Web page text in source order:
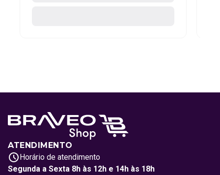
ATENDIMENTO
Horário de atendimento
Segunda a Sexta 8h às 12h e 14h às 18h